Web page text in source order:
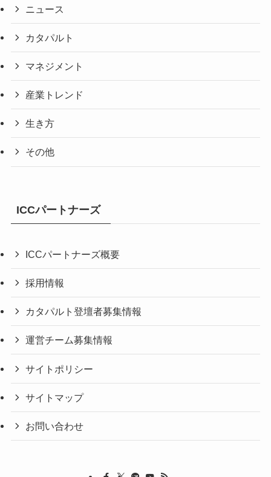
ニュース
カタパルト
マネジメント
産業トレンド
生き方
その他
ICCパートナーズ
ICCパートナーズ概要
採用情報
カタパルト登壇者募集情報
運営チーム募集情報
サイトポリシー
サイトマップ
お問い合わせ